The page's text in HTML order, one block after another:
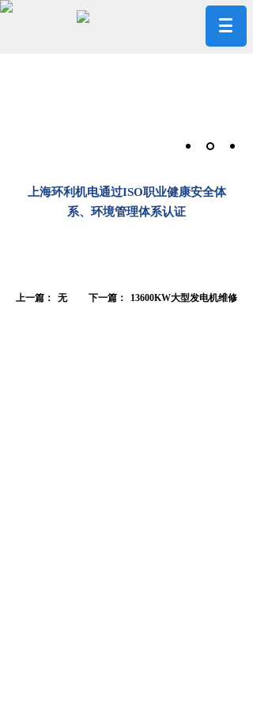
上海环利机电通过ISO职业健康安全体
系、环境管理体系认证
上一篇： 无 下一篇： 13600KW大型发电机维修